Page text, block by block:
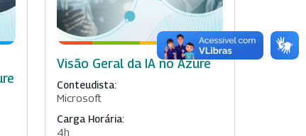
Visão Geral da IA no Azure
Conteudista:
Microsoft
Carga Horária:
4h